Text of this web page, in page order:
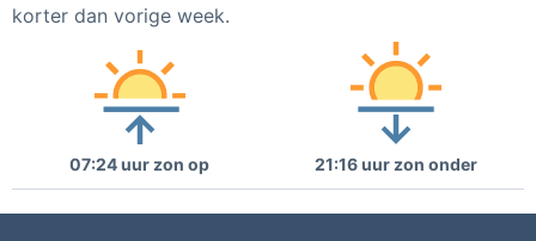
korter dan vorige week.
07:24 uur zon op 21:16 uur zon onder